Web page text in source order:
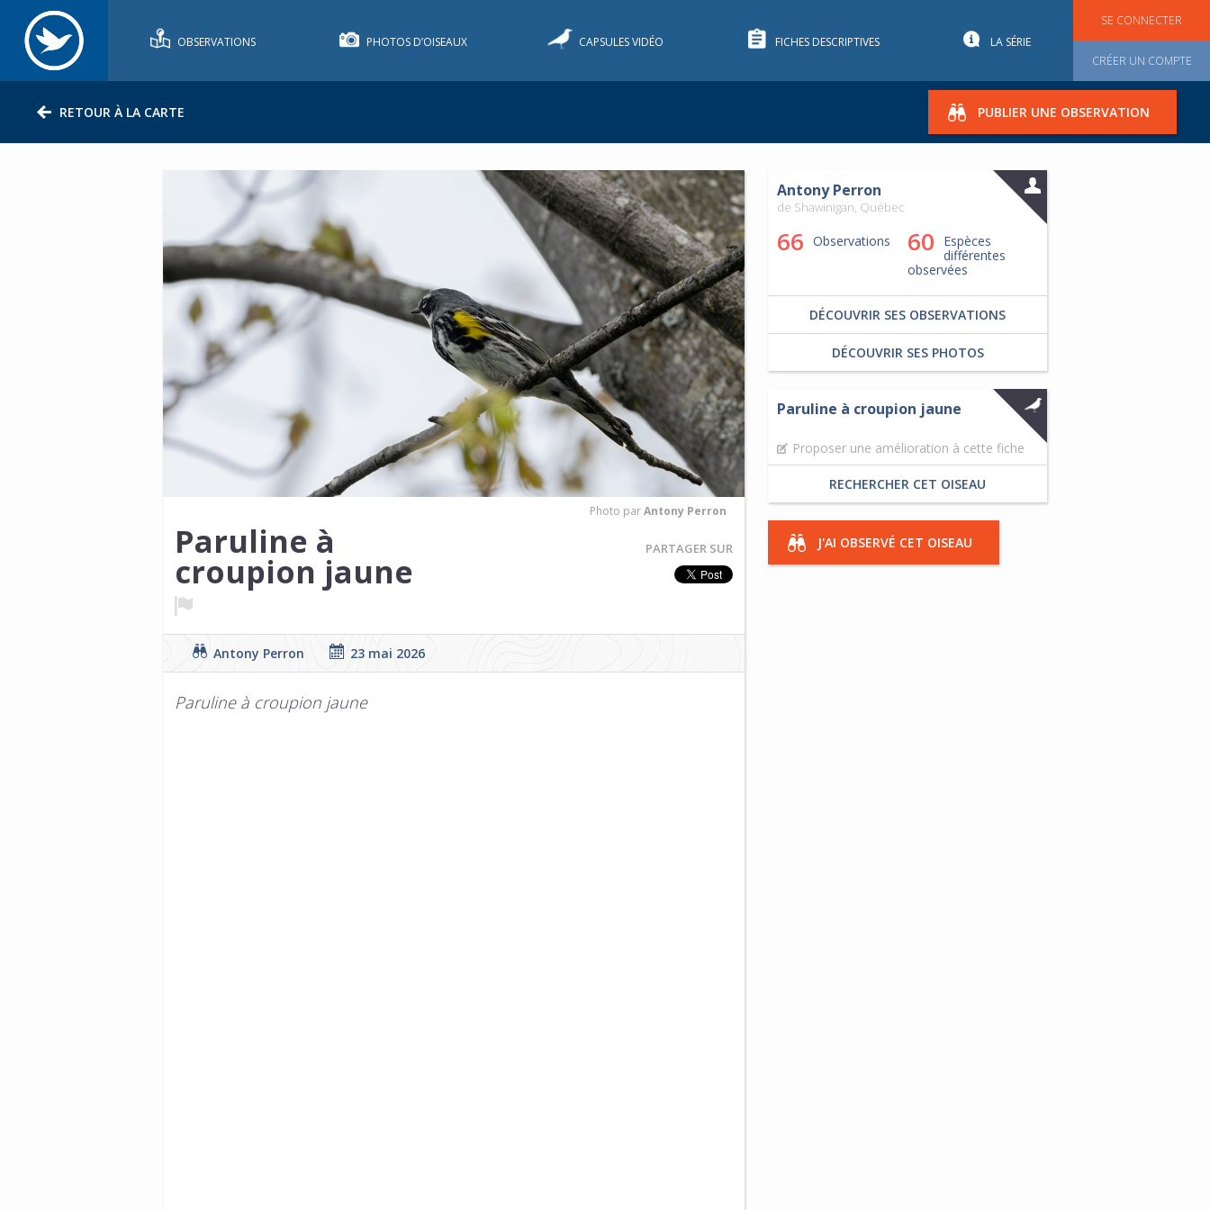
SE CONNECTER
CRÉER UN COMPTE
OBSERVATIONS PHOTOS D’OISEAUX CAPSULES VIDÉO FICHES DESCRIPTIVES LA SÉRIE
RETOUR À LA CARTE PUBLIER UNE OBSERVATION
Photo parAntony Perron
Paruline à
croupion jaune
PARTAGER SUR
Antony Perron 23 mai 2026
Paruline à croupion jaune
Antony Perron
de Shawinigan, Québec
66 Observations 60
Espèces
différentes
observées
DÉCOUVRIR SES OBSERVATIONS
DÉCOUVRIR SES PHOTOS
Paruline à croupion jaune
Proposer une amélioration à cette fiche
RECHERCHER CET OISEAU
J'AI OBSERVÉ CET OISEAU